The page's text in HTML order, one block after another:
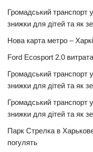
Громадський транспорт у
знижки для дітей та як
Нова карта метро –
Ford Ecosport 2.0
Громадський транспорт у
знижки для дітей та як
Громадський транспорт у
знижки для дітей та як
Парк Стрелка в
погулять